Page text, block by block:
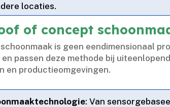
locaties.​
of concept
is geen eendimensionaal
passen deze methode bij
en productieomgevingen.​
: Van